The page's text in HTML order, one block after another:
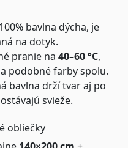
100% bavlna dýcha, je
na dotyk.
pranie na 40–60 °C,
podobné farby spolu.
bavlna drží tvar aj po
svieže.
obliečky